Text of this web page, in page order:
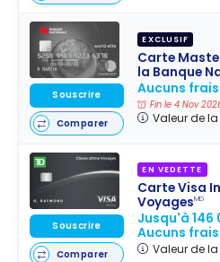
EXCLUSIF
Carte
la Banque
Aucuns
Fin le 4 Nov
Valeur de
Souscrire
Comparer
EN VEDETTE
Carte Visa
VoyagesMD
Jusqu'à 146
Aucuns
Valeur de
Souscrire
Comparer